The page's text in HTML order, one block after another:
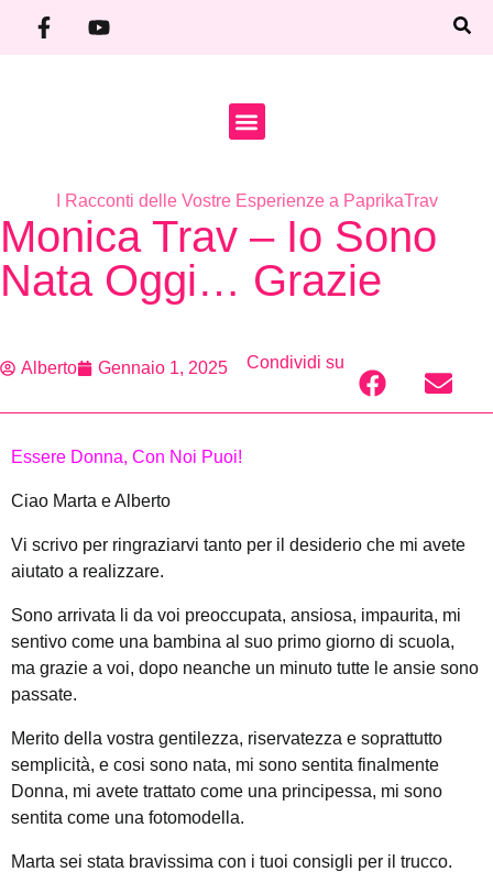
I Racconti delle Vostre Esperienze a PaprikaTrav
Monica Trav – Io Sono
Nata Oggi… Grazie
Alberto Gennaio 1, 2025 Condividi su
Essere Donna, Con Noi Puoi!
Ciao Marta e Alberto
Vi scrivo per ringraziarvi tanto per il desiderio che mi avete
aiutato a realizzare.
Sono arrivata li da voi preoccupata, ansiosa, impaurita, mi
sentivo come una bambina al suo primo giorno di scuola,
ma grazie a voi, dopo neanche un minuto tutte le ansie sono
passate.
Merito della vostra gentilezza, riservatezza e soprattutto
semplicità, e cosi sono nata, mi sono sentita finalmente
Donna, mi avete trattato come una principessa, mi sono
sentita come una fotomodella.
Marta sei stata bravissima con i tuoi consigli per il trucco.